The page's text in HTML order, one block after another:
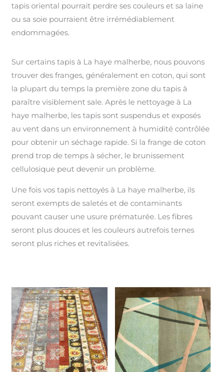
tapis oriental pourrait perdre ses couleurs et sa laine
ou sa soie pourraient être irrémédiablement
endommagées.
Sur certains tapis à La haye malherbe, nous pouvons
trouver des franges, généralement en coton, qui sont
la plupart du temps la première zone du tapis à
paraître visiblement sale. Après le nettoyage à La
haye malherbe, les tapis sont suspendus et exposés
au vent dans un environnement à humidité contrôlée
pour obtenir un séchage rapide. Si la frange de coton
prend trop de temps à sécher, le brunissement
cellulosique peut devenir un problème.
Une fois vos tapis nettoyés à La haye malherbe, ils
seront exempts de saletés et de contaminants
pouvant causer une usure prématurée. Les fibres
seront plus douces et les couleurs autrefois ternes
seront plus riches et revitalisées.